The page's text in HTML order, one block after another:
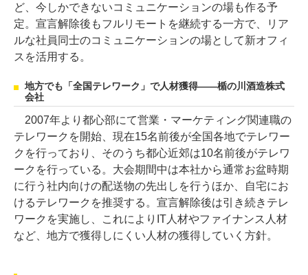
ど、今しかできないコミュニケーションの場も作る予
定。宣言解除後もフルリモートを継続する一方で、リア
ルな社員同士のコミュニケーションの場として新オフィ
スを活用する。
地方でも「全国テレワーク」で人材獲得――楯の川酒造株式
会社
2007年より都心部にて営業・マーケティング関連職の
テレワークを開始、現在15名前後が全国各地でテレワー
クを行っており、そのうち都心近郊は10名前後がテレワ
ークを行っている。大会期間中は本社から通常お盆時期
に行う社内向けの配送物の先出しを行うほか、自宅にお
けるテレワークを推奨する。宣言解除後は引き続きテレ
ワークを実施し、これによりIT人材やファイナンス人材
など、地方で獲得しにくい人材の獲得していく方針。